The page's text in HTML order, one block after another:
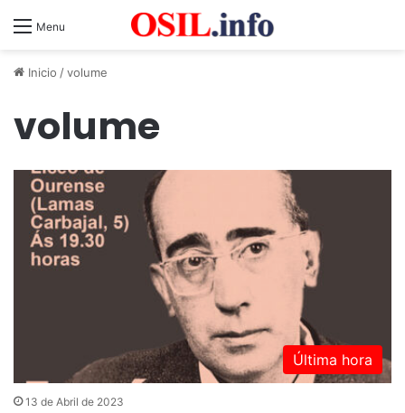
Menu
Inicio /volume
volume
Última hora
13 de Abril de 2023